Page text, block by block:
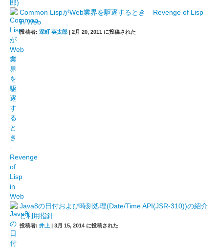
Common LispがWeb業界を駆逐するとき – Revenge of Lisp
in Web
投稿者: 深町 英太郎 | 2月 20, 2011 に投稿された
Java8の日付および時刻処理(Date/Time API(JSR-310))の紹介
と利用指針
投稿者: 井上 | 3月 15, 2014 に投稿された